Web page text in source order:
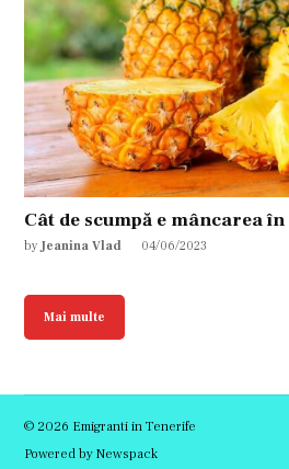
Cât de scumpă e mâncarea în
by Jeanina Vlad 04/06/2023
Mai multe
© 2026 Emigranti in Tenerife
Powered by Newspack